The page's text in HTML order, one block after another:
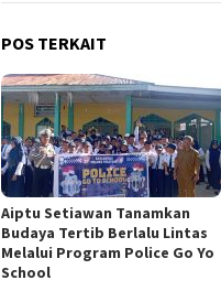
POS TERKAIT
Aiptu Setiawan Tanamkan
Budaya Tertib Berlalu Lintas
Melalui Program Police Go Yo
School